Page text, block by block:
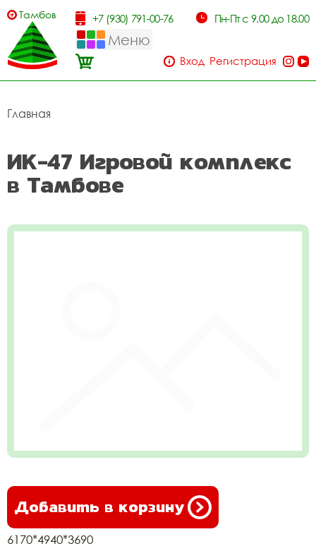
Тамбов +7 (930) 791-00-76 Пн-Пт с 9.00 до 18.00
Меню
Вход Регистрация
Главная
ИК-47 Игровой комплекс
в Тамбове
Добавить в корзину
6170*4940*3690